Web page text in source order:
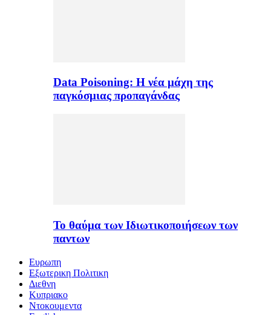
Data Poisoning: Η νέα μάχη της
παγκόσμιας προπαγάνδας
Το θαύμα των Ιδιωτικοποιήσεων των
παντων
Ευρωπη
Εξωτερικη Πολιτικη
Διεθνη
Κυπριακο
Ντοκουμεντα